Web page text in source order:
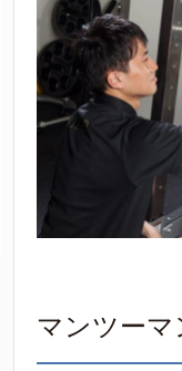
マンツー